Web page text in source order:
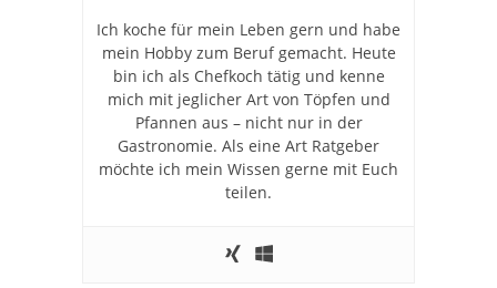
Ich koche für mein Leben gern und habe
mein Hobby zum Beruf gemacht. Heute
bin ich als Chefkoch tätig und kenne
mich mit jeglicher Art von Töpfen und
Pfannen aus – nicht nur in der
Gastronomie. Als eine Art Ratgeber
möchte ich mein Wissen gerne mit Euch
teilen.